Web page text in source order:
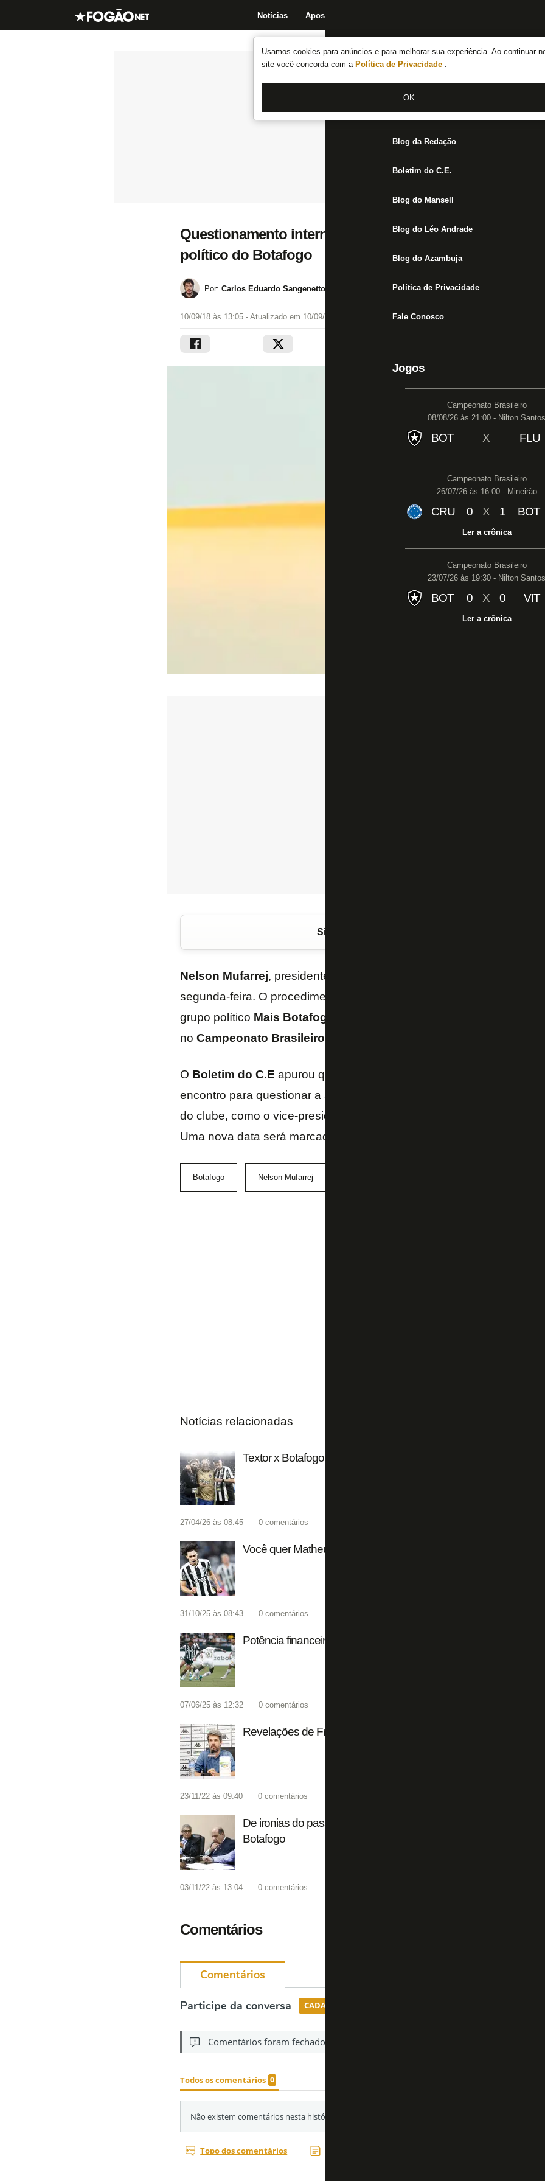
Usamos cookies para anúncios e para melhorar sua experiência. Ao continuar
site você concorda com a Política de Privacidade .
OK
Notícias Apostas
Notícias do Botafogo
Fórum
Jogos
Blog da Redação
Boletim do C.E.
Blog do Mansell
Blog do Léo Andrade
Blog do Azambuja
Política de Privacidade
Fale Conosco
Jogos
Campeonato Brasileiro
08/08/26 às 21:00 - Nilton Santos
BOT X FLU
Campeonato Brasileiro
26/07/26 às 16:00 - Mineirão
CRU 0 X 1 BOT
Ler a crônica
Campeonato Brasileiro
23/07/26 às 19:30 - Nilton Santos
BOT 0 X 0 VIT
Ler a crônica
Questionamento interno: cirurgia de Mufarrej adia
político do Botafogo
Por: Carlos Eduardo Sangenetto
10/09/18 às 13:05 - Atualizado em 10/09/18 às 13:14
Siga o FogãoNET
Nelson Mufarrej, presidente do
segunda-feira. O procedimento cirúrgico no início desta semana
grupo político Mais Botafogo
no Campeonato Brasileiro
O Boletim do C.E apurou que o MB se movimentou recentemente
encontro para questionar a atuação de alguns dirigentes no
do clube, como o vice-presidente
Uma nova data será marcada para as discussões.
Botafogo Nelson Mufarrej
Notícias relacionadas
Textor x Botafogo Social: Quem está de cada lado?
27/04/26 às 08:45 0 comentários
Você quer Matheus Nascimento outra vez no Botafogo?
31/10/25 às 08:43 0 comentários
Potência financeira! Botafogo acumula vitórias fora de campo
07/06/25 às 12:32 0 comentários
Revelações de Freeland no Botafogo… Quem paga a conta?
23/11/22 às 09:40 0 comentários
De ironias do passado ao 'generoso' Textor… Rubinho e Ferj
Botafogo
03/11/22 às 13:04 0 comentários
Comentários